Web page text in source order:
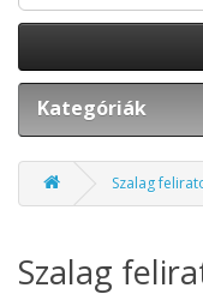
Kategóriák
Szalag
Szalag